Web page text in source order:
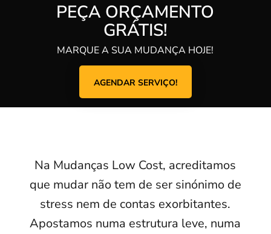
PEÇA ORÇAMENTO
GRÁTIS!
MARQUE A SUA MUDANÇA HOJE!
AGENDAR SERVIÇO!
Na Mudanças Low Cost, acreditamos
que mudar não tem de ser sinónimo de
stress nem de contas exorbitantes.
Apostamos numa estrutura leve, numa